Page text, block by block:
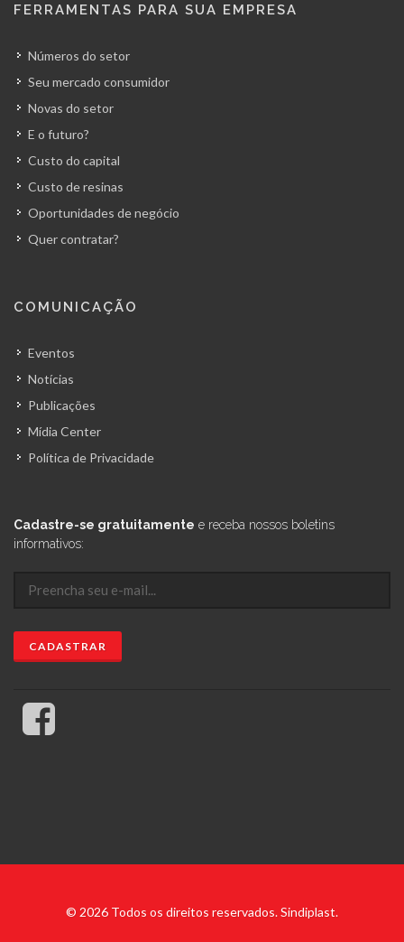
FERRAMENTAS PARA SUA EMPRESA
Números do setor
Seu mercado consumidor
Novas do setor
E o futuro?
Custo do capital
Custo de resinas
Oportunidades de negócio
Quer contratar?
COMUNICAÇÃO
Eventos
Notícias
Publicações
Mídia Center
Política de Privacidade
Cadastre-se gratuitamente e receba nossos boletins
informativos:
© 2026 Todos os direitos reservados. Sindiplast.